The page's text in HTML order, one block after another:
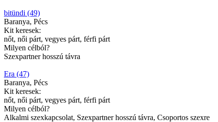
bitündi (49)
Baranya, Pécs
Kit keresek:
nőt, női párt, vegyes párt, férfi párt
Milyen célból?
Szexpartner hosszú távra
Era (47)
Baranya, Pécs
Kit keresek:
nőt, női párt, vegyes párt, férfi párt
Milyen célból?
Alkalmi szexkapcsolat, Szexpartner hosszú távra, Csoportos szexre